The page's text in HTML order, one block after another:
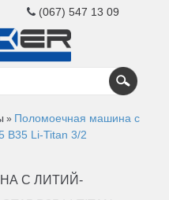
(067) 547 13 09
» Поломоечная машина с
B35 Li-Titan 3/2
С ЛИТИЙ-